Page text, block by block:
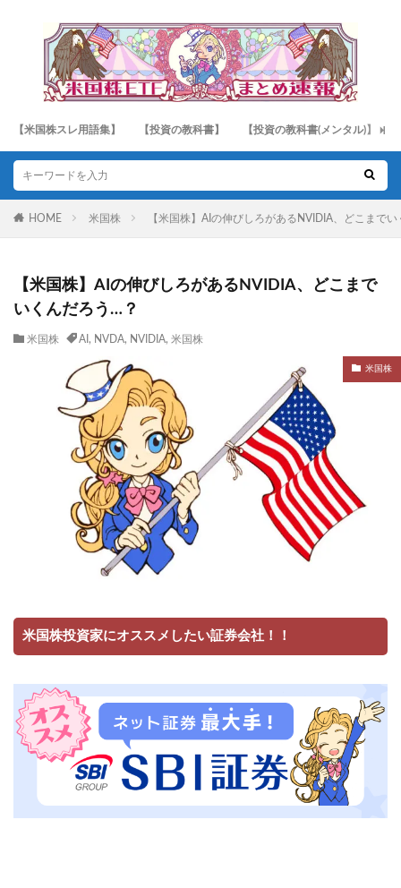
【米国株スレ用語集】 【投資の教科書】 【投資の教科書(メンタル)】
HOME 米国株 【米国株】AIの伸びしろがあるNVIDIA、どこまで
【米国株】AIの伸びしろがあるNVIDIA、どこまで
いくんだろう…？
米国株 AI , NVDA, NVIDIA, 米国株
米国株
米国株投資家にオススメしたい証券会社！！